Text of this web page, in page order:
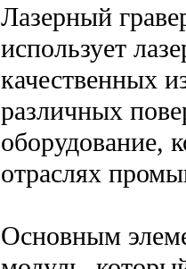
Лазерный
использует
качественных
различных
оборудование,
отраслях
Основным